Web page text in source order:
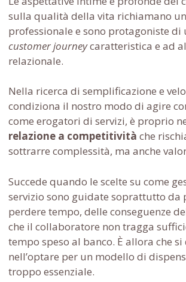
sulla qualità della vita richiamano
professionale e sono protagoniste di
customer journeycaratteristica e ad
relazionale.
Nella ricerca di semplificazione e
condiziona il nostro modo di agire
come erogatori di servizi, è proprio
relazione a competitività che
sottrarre complessità, ma anche
Succede quando le scelte su come
servizio sono guidate soprattutto da
perdere tempo, delle conseguenze
che il collaboratore non tragga
tempo speso al banco. È allora che si
nell’optare per un modello di
troppo essenziale.